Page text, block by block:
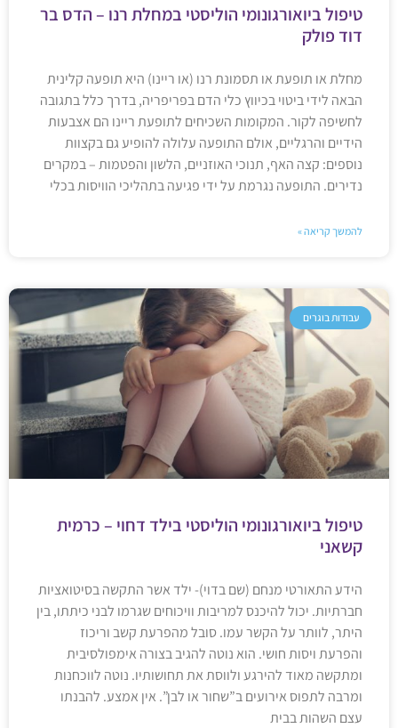
טיפול ביואורגונומי הוליסטי במחלת רנו – הדס בר
דוד פולק
מחלת או תופעת או תסמונת רנו (או ריינו) היא תופעה קלינית
הבאה לידי ביטוי בכיווץ כלי הדם בפריפריה, בדרך כלל בתגובה
לחשיפה לקור. המקומות השכיחים לתופעת ריינו הם אצבעות
הידיים והרגליים, אולם התופעה עלולה להופיע גם בקצוות
נוספים: קצה האף, תנוכי האוזניים, הלשון והפטמות – במקרים
נדירים. התופעה נגרמת על ידי פגיעה בתהליכי הוויסות בכלי
להמשך קריאה »
עבודות בוגרים
טיפול ביואורגונומי הוליסטי בילד דחוי – כרמית
קשאני
הידע התאורטי מנחם (שם בדוי)- ילד אשר התקשה בסיטואציות
חברתיות. יכול להיכנס למריבות וויכוחים שגרמו לבני כיתתו, בין
היתר, לוותר על הקשר עמו. סובל מהפרעת קשב וריכוז
והפרעת ויסות חושי. הוא נוטה להגיב בצורה אימפולסיבית
ומתקשה מאוד להירגע ולווסת את תחושותיו. נוטה לווכחנות
ומרבה לתפוס אירועים ב”שחור או לבן”. אין אמצע. להבנתו
עצם השהות בבית